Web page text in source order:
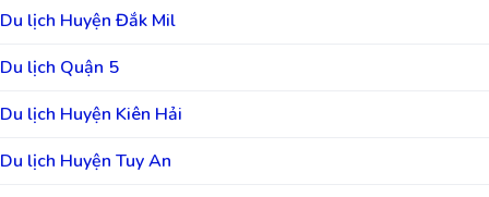
Du lịch Huyện Đắk Mil
Du lịch Quận 5
Du lịch Huyện Kiên Hải
Du lịch Huyện Tuy An